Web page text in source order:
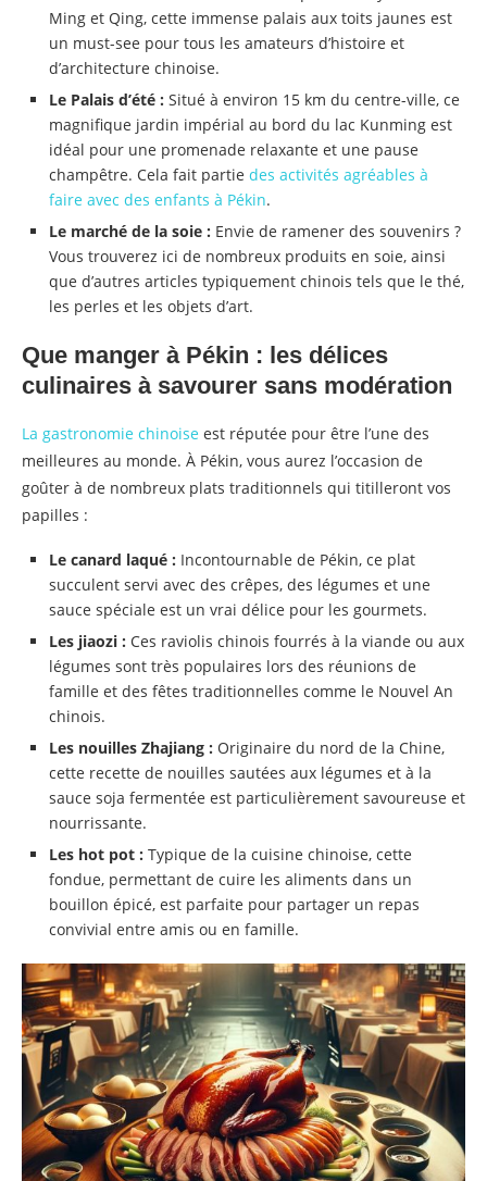
Ming et Qing, cette immense palais aux toits jaunes est
un must-see pour tous les amateurs d’histoire et
d’architecture chinoise.
Le Palais d’été : Situé à environ 15 km du centre-ville, ce
magnifique jardin impérial au bord du lac Kunming est
idéal pour une promenade relaxante et une pause
champêtre. Cela fait partie des activités agréables à
faire avec des enfants à Pékin.
Le marché de la soie : Envie de ramener des souvenirs ?
Vous trouverez ici de nombreux produits en soie, ainsi
que d’autres articles typiquement chinois tels que le thé,
les perles et les objets d’art.
Que manger à Pékin : les délices
culinaires à savourer sans modération
La gastronomie chinoise est réputée pour être l’une des
meilleures au monde. À Pékin, vous aurez l’occasion de
goûter à de nombreux plats traditionnels qui titilleront vos
papilles :
Le canard laqué : Incontournable de Pékin, ce plat
succulent servi avec des crêpes, des légumes et une
sauce spéciale est un vrai délice pour les gourmets.
Les jiaozi : Ces raviolis chinois fourrés à la viande ou aux
légumes sont très populaires lors des réunions de
famille et des fêtes traditionnelles comme le Nouvel An
chinois.
Les nouilles Zhajiang : Originaire du nord de la Chine,
cette recette de nouilles sautées aux légumes et à la
sauce soja fermentée est particulièrement savoureuse et
nourrissante.
Les hot pot : Typique de la cuisine chinoise, cette
fondue, permettant de cuire les aliments dans un
bouillon épicé, est parfaite pour partager un repas
convivial entre amis ou en famille.